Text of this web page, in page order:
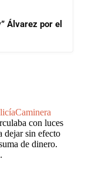
Álvarez por el
con luces
dejar sin efecto
de dinero.